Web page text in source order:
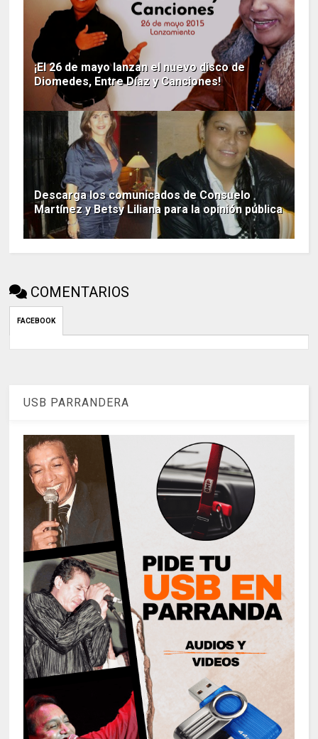
¡El 26 de mayo lanzan el nuevo disco de
Diomedes, Entre Díaz y Canciones!
Descarga los comunicados de Consuelo
Martínez y Betsy Liliana para la opinión pública
COMENTARIOS
FACEBOOK
USB PARRANDERA